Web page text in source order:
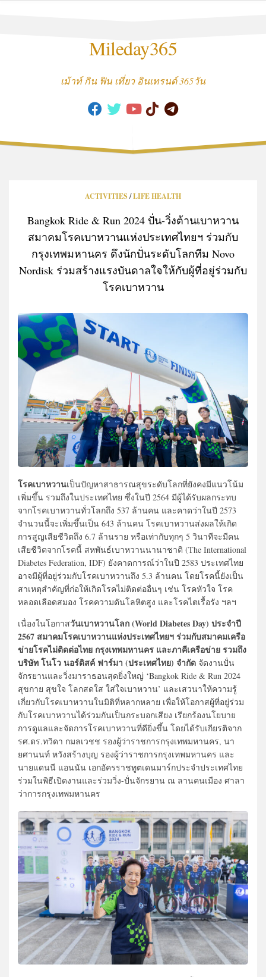
Mileday365
เม้าท์ กิน ฟิน เที่ยว อินเทรนด์ 365วัน
ACTIVITIES/LIFE HEALTH
Bangkok Ride & Run 2024 ปั่น-วิ่งต้านเบาหวาน
สมาคมโรคเบาหวานแห่งประเทศไทยฯ ร่วมกับ
กรุงเทพมหานคร ดึงนักปั่นระดับโลกทีม Novo
Nordisk ร่วมสร้างแรงบันดาลใจให้กับผู้ที่อยู่ร่วมกับ
โรคเบาหวาน
โรคเบาหวานเป็นปัญหาสาธารณสุขระดับโลกที่ยังคงมีแนวโน้ม
เพิ่มขึ้น รวมถึงในประเทศไทย ซึ่งในปี 2564 มีผู้ได้รับผลกระทบ
จากโรคเบาหวานทั่วโลกถึง 537 ล้านคน และคาดว่าในปี 2573
จำนวนนี้จะเพิ่มขึ้นเป็น 643 ล้านคน โรคเบาหวานส่งผลให้เกิด
การสูญเสียชีวิตถึง 6.7 ล้านราย หรือเท่ากับทุกๆ 5 วินาทีจะมีคน
เสียชีวิตจากโรคนี้ สหพันธ์เบาหวานนานาชาติ (The International
Diabetes Federation, IDF) ยังคาดการณ์ว่าในปี 2583 ประเทศไทย
อาจมีผู้ที่อยู่ร่วมกับโรคเบาหวานถึง 5.3 ล้านคน โดยโรคนี้ยังเป็น
สาเหตุสำคัญที่ก่อให้เกิดโรคไม่ติดต่ออื่นๆ เช่น โรคหัวใจ โรค
หลอดเลือดสมอง โรคความดันโลหิตสูง และโรคไตเรื้อรัง ฯลฯ
เนื่องในโอกาสวันเบาหวานโลก (World Diabetes Day) ประจำปี
2567 สมาคมโรคเบาหวานแห่งประเทศไทยฯ ร่วมกับสมาคมเครือ
ข่ายโรคไม่ติดต่อไทย กรุงเทพมหานคร และภาคีเครือข่าย รวมถึง
บริษัท โนโว นอร์ดิสค์ ฟาร์มา (ประเทศไทย) จำกัด จัดงานปั่น
จักรยานและวิ่งมาราธอนสุดยิ่งใหญ่ ‘Bangkok Ride & Run 2024
สุขกาย สุขใจ โลกสดใส ใส่ใจเบาหวาน’ และเสวนาให้ความรู้
เกี่ยวกับโรคเบาหวานในมิติที่หลากหลาย เพื่อให้โอกาสผู้ที่อยู่ร่วม
กับโรคเบาหวานได้ร่วมกันเป็นกระบอกเสียง เรียกร้องนโยบาย
การดูแลและจัดการโรคเบาหวานที่ดียิ่งขึ้น โดยได้รับเกียรติจาก
รศ.ดร.ทวิดา กมลเวชช รองผู้ว่าราชการกรุงเทพมหานคร, นา
ยศานนท์ หวังสร้างบุญ รองผู้ว่าราชการกรุงเทพมหานคร และ
นายแดนนี แอนนัน เอกอัครราชทูตเดนมาร์กประจำประเทศไทย
ร่วมในพิธีเปิดงานและร่วมวิ่ง-ปั่นจักรยาน ณ ลานคนเมือง ศาลา
ว่าการกรุงเทพมหานคร